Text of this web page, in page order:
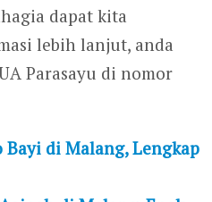
dapat kita
lebih lanjut, anda
Parasayu di nomor
Bayi di Malang, Lengkap